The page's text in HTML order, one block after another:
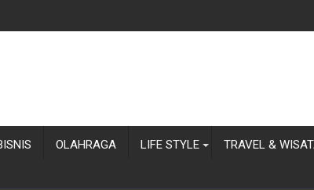
OLAHRAGA LIFE STYLE TRAVEL &